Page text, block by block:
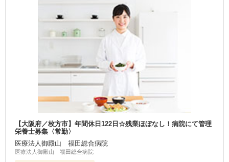
【大阪府／枚方市】年間休日122日☆残業ほぼなし！病院にて管理
栄養士募集〈常勤〉
医療法人御殿山 福田総合病院
医療法人御殿山 福田総合病院